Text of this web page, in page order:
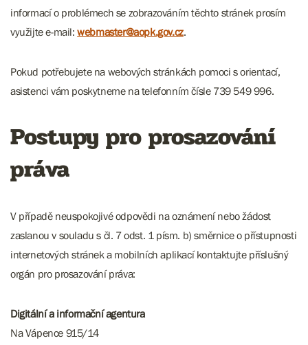
informací o problémech se zobrazováním těchto stránek prosím
využijte e-mail:webmaster@aopk.gov.cz.
Pokud potřebujete na webových stránkách pomoci s orientací,
asistenci vám poskytneme na telefonním čísle 739 549 996.
Postupy pro prosazování
práva
V případě neuspokojivé odpovědi na oznámení nebo žádost
zaslanou v souladu s čl. 7 odst. 1 písm. b) směrnice o přístupnosti
internetových stránek a mobilních aplikací kontaktujte příslušný
orgán pro prosazování práva:
Digitální a informační agentura
Na Vápence 915/14